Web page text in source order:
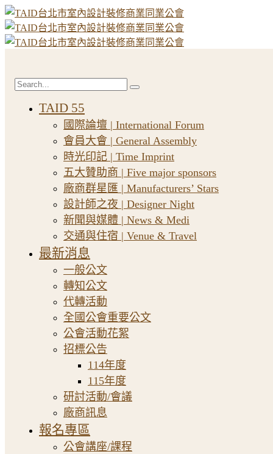
TAID 55
國際論壇 | International Forum
會員大會 | General Assembly
時光印記 | Time Imprint
五大贊助商 | Five major sponsors
廠商群星匯 | Manufacturers’ Stars
設計師之夜 | Designer Night
新聞與媒體 | News & Medi
交通與住宿 | Venue & Travel
最新消息
一般公文
轉知公文
代轉活動
全國公會重要公文
公會活動花絮
招標公告
114年度
115年度
研討活動/會議
廠商訊息
報名專區
公會講座/課程